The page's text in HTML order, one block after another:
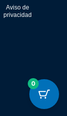
Aviso de
privacidad
0